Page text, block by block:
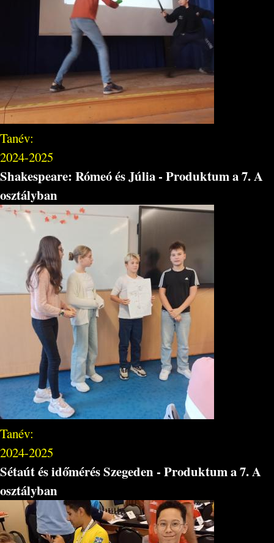
Tanév:
2024-2025
Shakespeare: Rómeó és Júlia - Produktum a 7. A
osztályban
Tanév:
2024-2025
Sétaút és időmérés Szegeden - Produktum a 7. A
osztályban